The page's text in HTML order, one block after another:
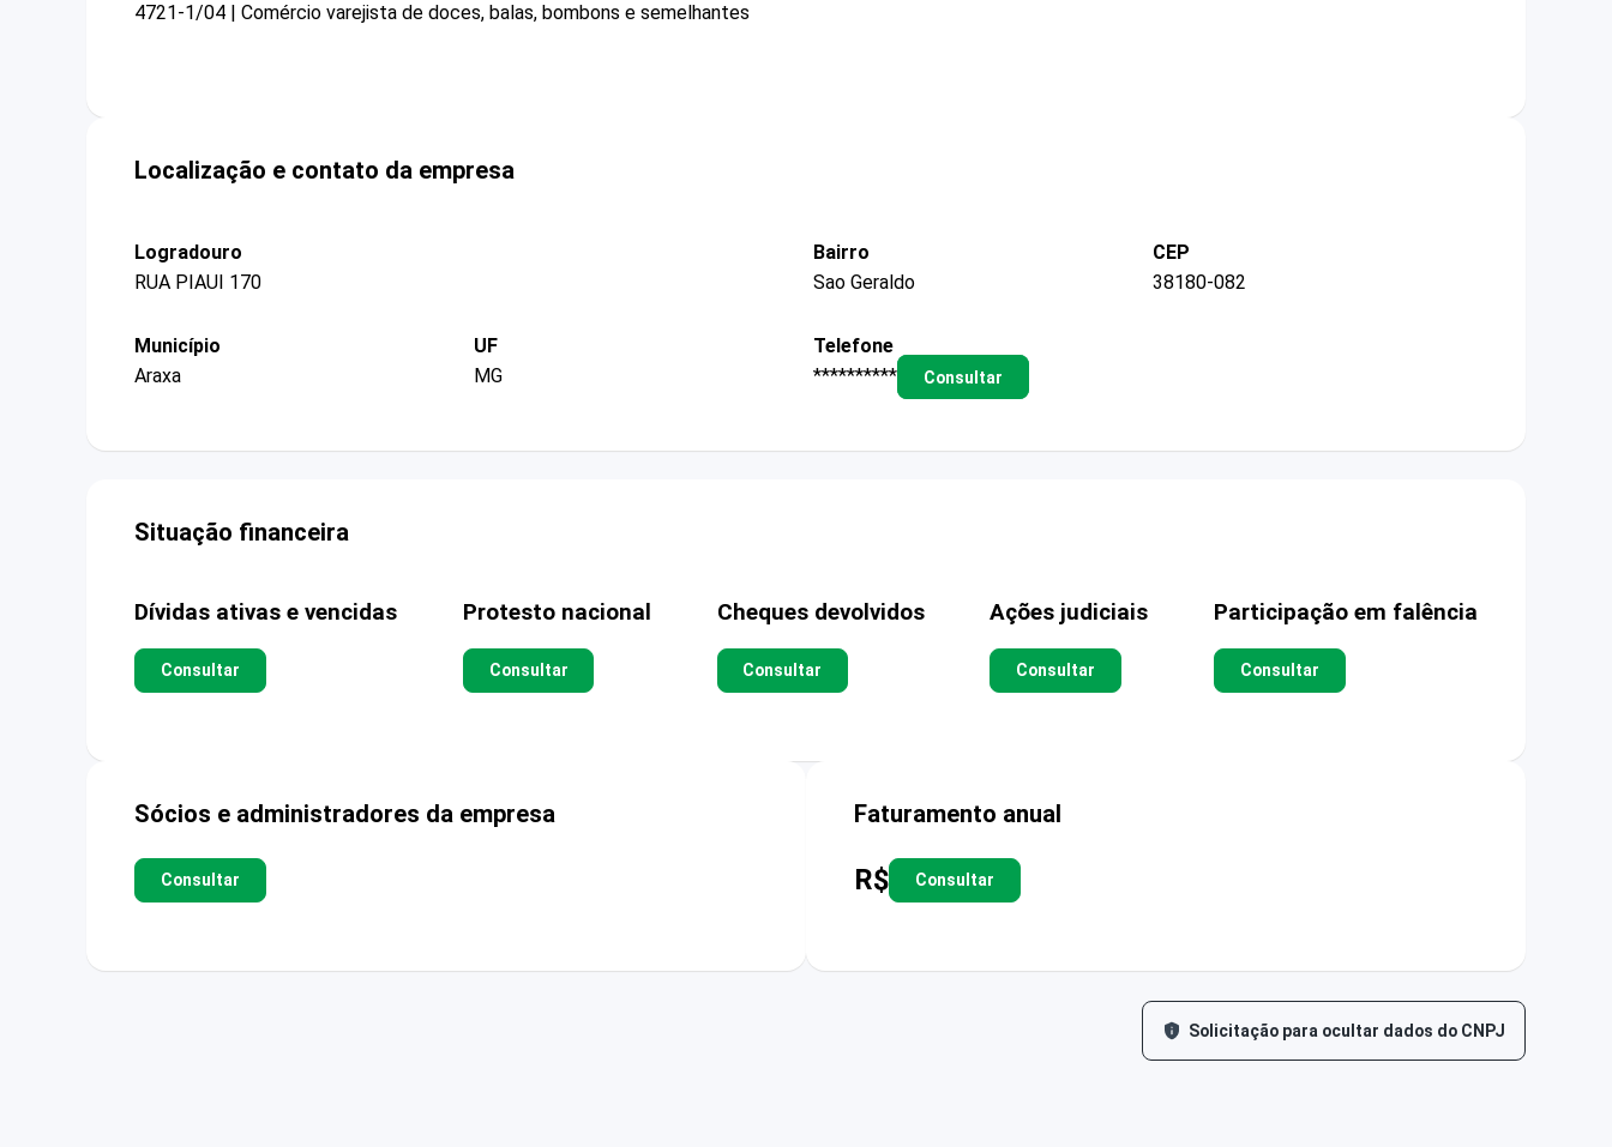
4721-1/04 | Comércio varejista de doces, balas, bombons e semelhantes
Localização e contato da empresa
Logradouro
RUA PIAUI 170
Bairro
Sao Geraldo
CEP
38180-082
Município
Araxa
UF
MG
Telefone
**********
Consultar
Situação financeira
Dívidas ativas e vencidas
Consultar
Protesto nacional
Consultar
Cheques devolvidos
Consultar
Ações judiciais
Consultar
Participação em falência
Consultar
Sócios e administradores da empresa
Consultar
Faturamento anual
R$ Consultar
Solicitação para ocultar dados do CNPJ